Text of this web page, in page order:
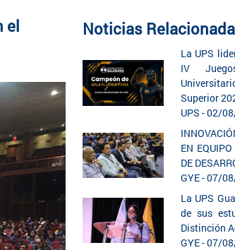
el
Noticias
La UPS
IV
Superior
UPS - 02/
EN
DE
GYE - 07/
La UPS
de sus
Distinción
GYE - 07/